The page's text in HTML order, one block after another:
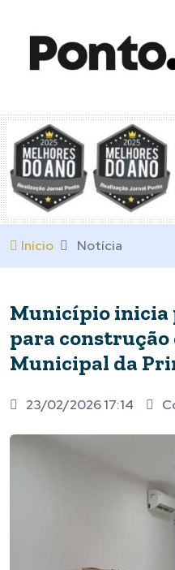
Início Notícia
Município inicia
para construção
Municipal da
23/02/2026 17:14